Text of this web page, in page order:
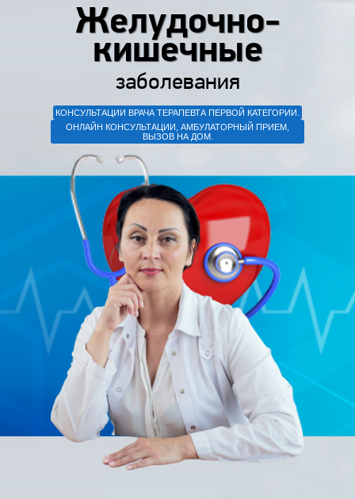
Желудочно-
кишечные
заболевания
КОНСУЛЬТАЦИИ ВРАЧА ТЕРАПЕВТА ПЕРВОЙ КАТЕГОРИИ.
ОНЛАЙН КОНСУЛЬТАЦИИ, АМБУЛАТОРНЫЙ ПРИЕМ,
ВЫЗОВ НА ДОМ.